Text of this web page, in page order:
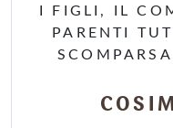
I FIGLI, IL
PARENTI